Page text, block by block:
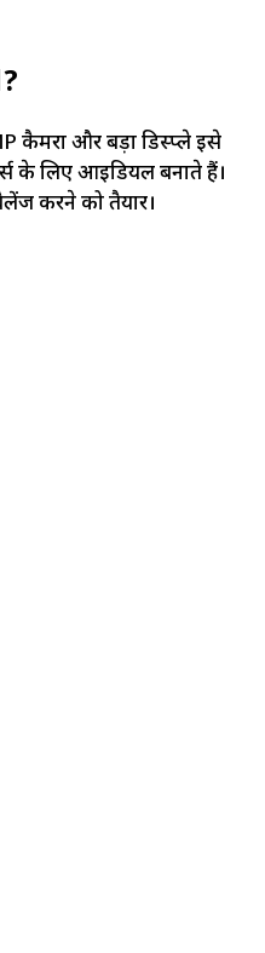
कैमरा और बड़ा डिस्प्ले इसे
के लिए आइडियल बनाते हैं।
करने को तैयार।